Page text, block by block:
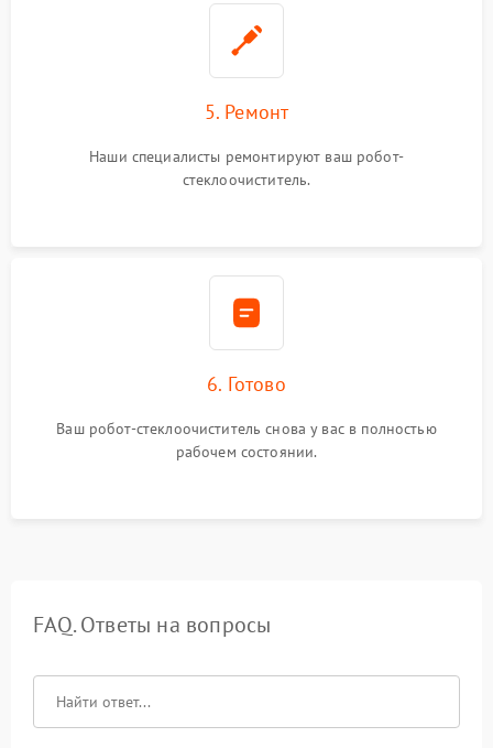
5. Ремонт
Наши специалисты ремонтируют ваш робот-
стеклоочиститель.
6. Готово
Ваш робот-стеклоочиститель снова у вас в полностью
рабочем состоянии.
FAQ. Ответы на вопросы